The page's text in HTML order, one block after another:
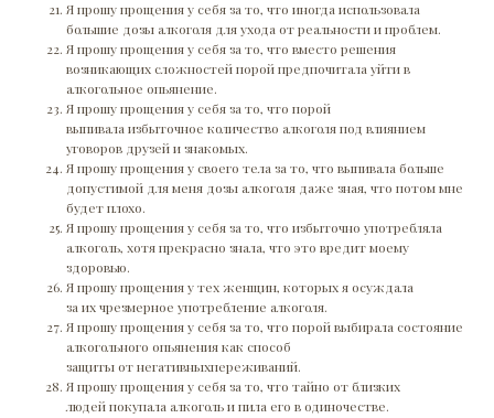
Я прошу прощения у себя за то, что иногда использовала
большие дозы алкоголя для ухода от реальности и проблем.
Я прошу прощения у себя за то, что вместо решения
возникающих сложностей порой предпочитала уйти в
алкогольное опьянение.
Я прошу прощения у себя за то, что порой
выпивала избыточное количество алкоголя под влиянием
уговоров друзей и знакомых.
Я прошу прощения у своего тела за то, что выпивала больше
допустимой для меня дозы алкоголя даже зная, что потом мне
будет плохо.
Я прошу прощения у себя за то, что избыточно употребляла
алкоголь, хотя прекрасно знала, что это вредит моему
здоровью.
Я прошу прощения у тех женщин, которых я осуждала
за их чрезмерное употребление алкоголя.
Я прошу прощения у себя за то, что порой выбирала состояние
алкогольного опьянения как способ
защиты от негативныхпереживаний.
Я прошу прощения у себя за то, что тайно от близких
людей покупала алкоголь и пила его в одиночестве.